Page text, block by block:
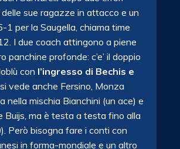
sue ragazze in attacco e un
1 per la Saugella, chiama time
I due coach attingono a piene
panchine profonde: c’e’ il doppio
con l’ingresso di Bechis e
vede anche Fersino, Monza
nella mischia Bianchini (un ace) e
Buijs, ma è testa a testa fino alla
Però bisogna fare i conti con
in forma-mondiale e un altro